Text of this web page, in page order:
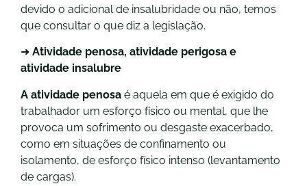
devido o adicional de insalubridade ou não, temos
que consultar o que diz a legislação.
➜ Atividade penosa, atividade perigosa e
atividade insalubre
A atividade penosa é aquela em que é exigido do
trabalhador um esforço físico ou mental, que lhe
provoca um sofrimento ou desgaste exacerbado,
como em situações de confinamento ou
isolamento, de esforço físico intenso (levantamento
de cargas).